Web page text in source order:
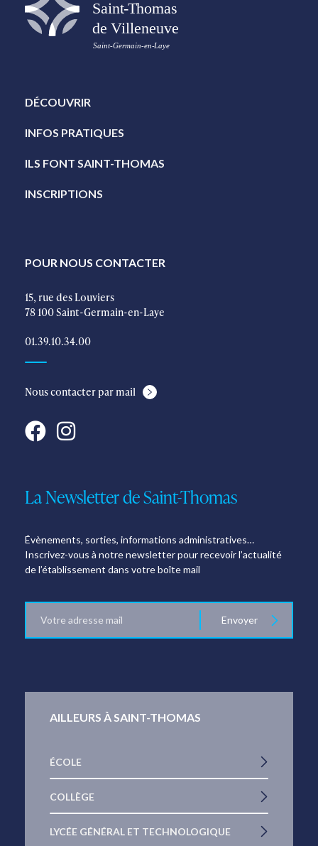
DÉCOUVRIR
INFOS PRATIQUES
ILS FONT SAINT-THOMAS
INSCRIPTIONS
POUR NOUS CONTACTER
15, rue des Louviers
78 100 Saint-Germain-en-Laye
01.39.10.34.00
Nous contacter par mail
La Newsletter de Saint-Thomas
Évènements, sorties, informations administratives…
Inscrivez-vous à notre newsletter pour recevoir l’actualité
de l’établissement dans votre boîte mail
mail
Envoyer
AILLEURS À SAINT-THOMAS
ÉCOLE
COLLÈGE
LYCÉE GÉNÉRAL ET TECHNOLOGIQUE